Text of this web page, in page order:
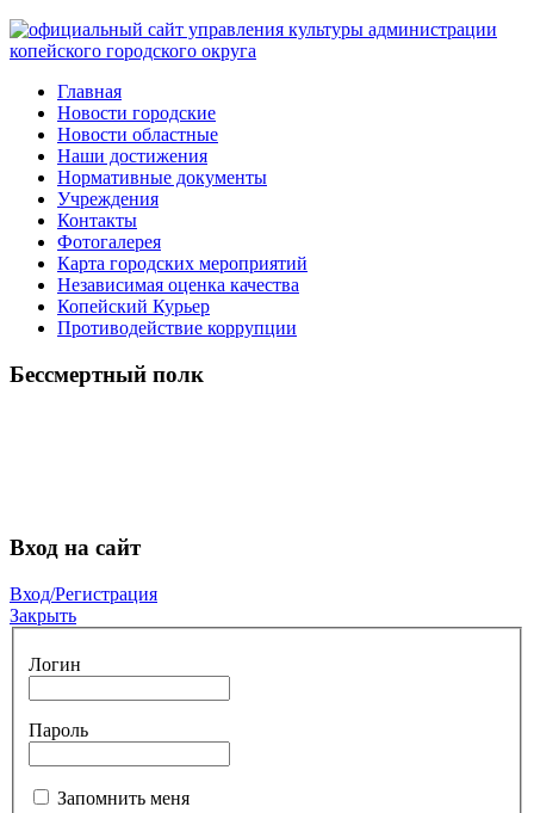
Главная
Новости городские
Новости областные
Наши достижения
Нормативные документы
Учреждения
Контакты
Фотогалерея
Карта городских мероприятий
Независимая оценка качества
Копейский Курьер
Противодействие коррупции
Бессмертный полк
Вход на сайт
Вход/Регистрация
Закрыть
Логин
Пароль
Запомнить меня